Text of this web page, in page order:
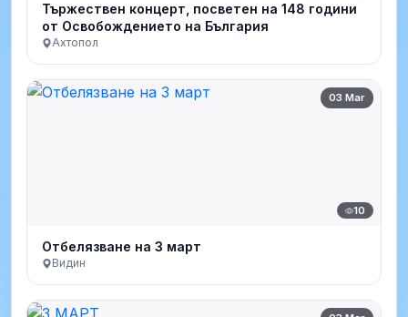
Тържествен концерт, посветен на 148 години
от Освобождението на България
Ахтопол
03 Mar
10
Отбелязване на 3 март
Видин